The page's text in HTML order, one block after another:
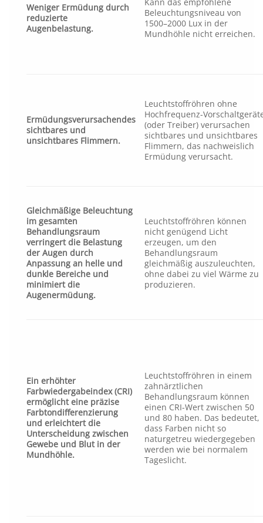
Weniger Ermüdung durch
reduzierte
Augenbelastung.
Beleuchtungsniveau von
1500–2000 Lux in der
Mundhöhle nicht erreichen.
Ermüdungsverursachendes
sichtbares und
unsichtbares Flimmern.
Leuchtstoffröhren ohne
Hochfrequenz-
(oder Treiber) verursachen
sichtbares und unsichtbares
Flimmern, das nachweislich
Ermüdung verursacht.
Gleichmäßige Beleuchtung
im gesamten
Behandlungsraum
verringert die Belastung
der Augen durch
Anpassung an helle und
dunkle Bereiche und
minimiert die
Augenermüdung.
Leuchtstoffröhren können
nicht genügend Licht
erzeugen, um den
Behandlungsraum
gleichmäßig auszuleuchten,
ohne dabei zu viel Wärme zu
produzieren.
Ein erhöhter
Farbwiedergabeindex (CRI)
ermöglicht eine präzise
Farbtondifferenzierung
und erleichtert die
Unterscheidung zwischen
Gewebe und Blut in der
Mundhöhle.
Leuchtstoffröhren in einem
zahnärztlichen
Behandlungsraum können
einen CRI-Wert zwischen 50
und 80 haben. Das bedeutet,
dass Farben nicht so
naturgetreu wiedergegeben
werden wie bei normalem
Tageslicht.